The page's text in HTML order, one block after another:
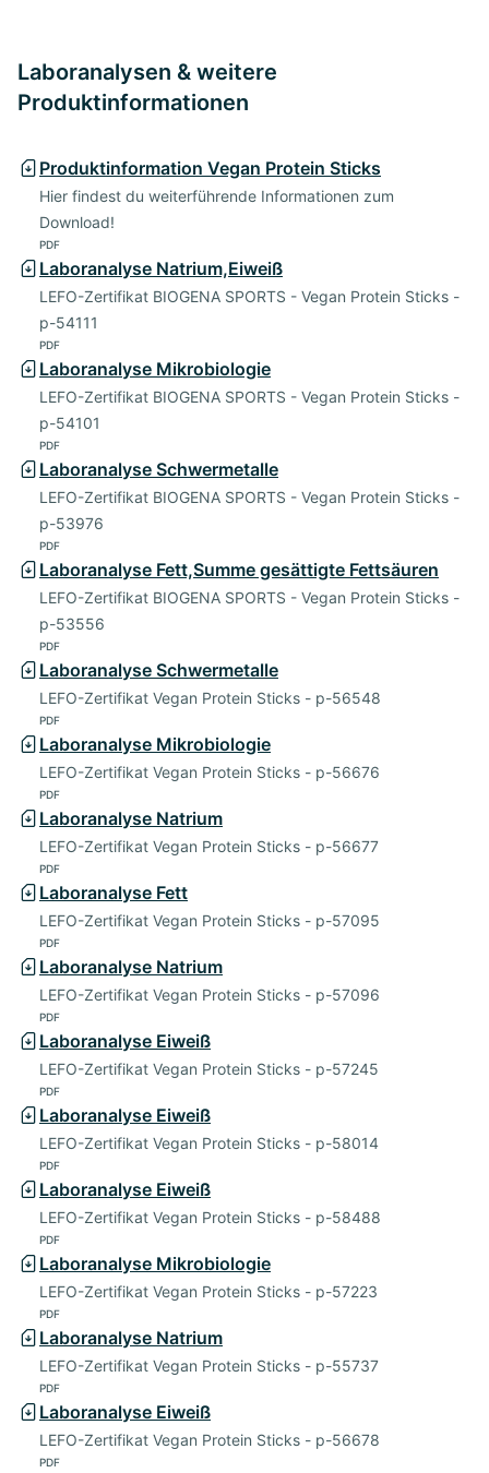
Laboranalysen & weitere
Produktinformationen
Produktinformation Vegan Protein Sticks
Hier findest du weiterführende Informationen zum
Download!
PDF
Laboranalyse Natrium,Eiweiß
LEFO-Zertifikat BIOGENA SPORTS - Vegan Protein Sticks -
p-54111
PDF
Laboranalyse Mikrobiologie
LEFO-Zertifikat BIOGENA SPORTS - Vegan Protein Sticks -
p-54101
PDF
Laboranalyse Schwermetalle
LEFO-Zertifikat BIOGENA SPORTS - Vegan Protein Sticks -
p-53976
PDF
Laboranalyse Fett,Summe gesättigte Fettsäuren
LEFO-Zertifikat BIOGENA SPORTS - Vegan Protein Sticks -
p-53556
PDF
Laboranalyse Schwermetalle
LEFO-Zertifikat Vegan Protein Sticks - p-56548
PDF
Laboranalyse Mikrobiologie
LEFO-Zertifikat Vegan Protein Sticks - p-56676
PDF
Laboranalyse Natrium
LEFO-Zertifikat Vegan Protein Sticks - p-56677
PDF
Laboranalyse Fett
LEFO-Zertifikat Vegan Protein Sticks - p-57095
PDF
Laboranalyse Natrium
LEFO-Zertifikat Vegan Protein Sticks - p-57096
PDF
Laboranalyse Eiweiß
LEFO-Zertifikat Vegan Protein Sticks - p-57245
PDF
Laboranalyse Eiweiß
LEFO-Zertifikat Vegan Protein Sticks - p-58014
PDF
Laboranalyse Eiweiß
LEFO-Zertifikat Vegan Protein Sticks - p-58488
PDF
Laboranalyse Mikrobiologie
LEFO-Zertifikat Vegan Protein Sticks - p-57223
PDF
Laboranalyse Natrium
LEFO-Zertifikat Vegan Protein Sticks - p-55737
PDF
Laboranalyse Eiweiß
LEFO-Zertifikat Vegan Protein Sticks - p-56678
PDF